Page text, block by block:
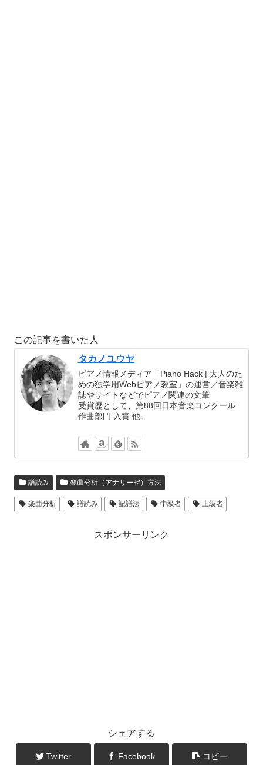
この記事を書いた人
タカノユウヤ
ピアノ情報メディア「Piano Hack | 大人のた
めの独学用Webピアノ教室」の運営／音楽雑
誌やサイトなどでピアノ関連の文筆
受賞歴として、第88回日本音楽コンクール
作曲部門 入賞 他。
譜読み 楽曲分析（アナリーゼ）方法
楽曲分析 譜読み 記譜法 中級者 上級者
スポンサーリンク
シェアする
Twitter Facebook コピー